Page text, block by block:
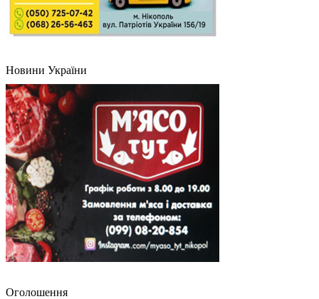
Новини України
Оголошення